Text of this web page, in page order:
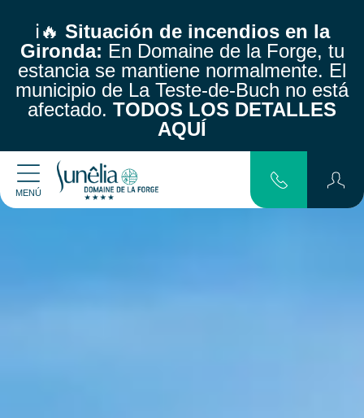
ℹ️🔥 Situación de incendios en la
Gironda: En Domaine de la Forge, tu
estancia se mantiene normalmente. El
municipio de La Teste-de-Buch no está
afectado. TODOS LOS DETALLES
AQUÍ
MENÚ